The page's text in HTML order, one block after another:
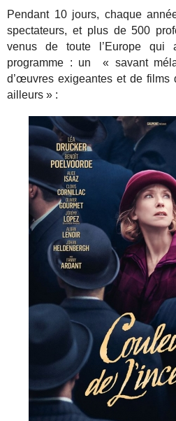
Pendant 10 jours, chaque
spectateurs, et plus de 500
venus de toute l’Europe qui
programme : un « savant
d’œuvres exigeantes et de films
ailleurs » :